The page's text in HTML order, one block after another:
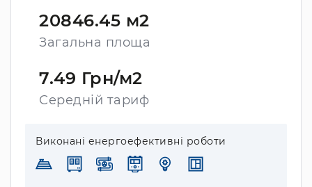
20846.45 м2
Загальна площа
7.49 Грн/м2
Середній тариф
Виконані енергоефективні роботи